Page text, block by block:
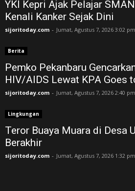
YKI Kepri Ajak Pelajar
Kenali Kanker Sejak Dini
sijoritoday.com - Jumat, Agustus 7, 2026 3:02 pm
Berita
Pemko Pekanbaru
HIV/AIDS Lewat KPA Goes
sijoritoday.com - Jumat, Agustus 7, 2026 2:40 pm
Lingkungan
Teror Buaya Muara di Desa
Berakhir
sijoritoday.com - Jumat, Agustus 7, 2026 1:32 pm